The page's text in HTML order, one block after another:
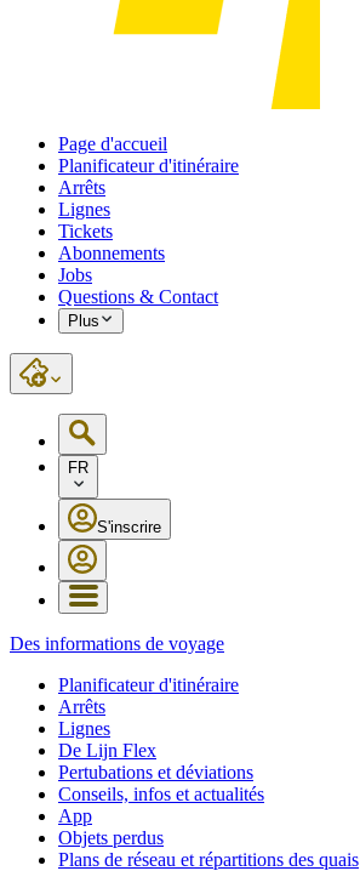
Page d'accueil
Planificateur d'itinéraire
Arrêts
Lignes
Tickets
Abonnements
Jobs
Questions & Contact
Plus
FR
S'inscrire
Des informations de voyage
Planificateur d'itinéraire
Arrêts
Lignes
De Lijn Flex
Pertubations et déviations
Conseils, infos et actualités
App
Objets perdus
Plans de réseau et répartitions des quais